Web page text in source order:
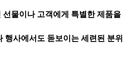
물이나 고객에게 특별한 제품을
행사에서도 돋보이는 세련된 분위